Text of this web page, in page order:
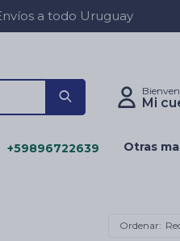
a todo Uruguay
+59896722639 Otras